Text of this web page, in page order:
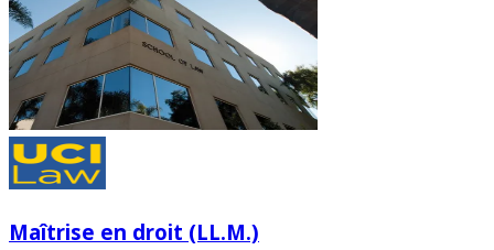
Maîtrise en droit (LL.M.)